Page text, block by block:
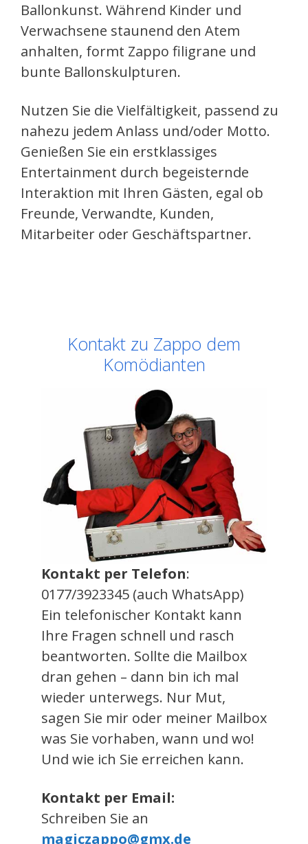
Ballonkunst. Während Kinder und
Verwachsene staunend den Atem
anhalten, formt Zappo filigrane und
bunte Ballonskulpturen.
Nutzen Sie die Vielfältigkeit, passend zu
nahezu jedem Anlass und/oder Motto.
Genießen Sie ein erstklassiges
Entertainment durch begeisternde
Interaktion mit Ihren Gästen, egal ob
Freunde, Verwandte, Kunden,
Mitarbeiter oder Geschäftspartner.
Kontakt zu Zappo dem
Komödianten
Kontakt per Telefon:
0177/3923345 (auch WhatsApp)
Ein telefonischer Kontakt kann
Ihre Fragen schnell und rasch
beantworten. Sollte die Mailbox
dran gehen – dann bin ich mal
wieder unterwegs. Nur Mut,
sagen Sie mir oder meiner Mailbox
was Sie vorhaben, wann und wo!
Und wie ich Sie erreichen kann.
Kontakt per Email:
Schreiben Sie an
magiczappo@gmx.de